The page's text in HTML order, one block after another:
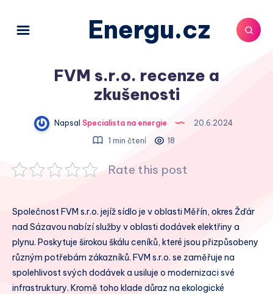
Energu.cz
FVM s.r.o. recenze a
zkušenosti
Napsal Specialista na energie
20.6.2024
1 min čtení
18
Rate this post
Společnost FVM s.r.o. jejíž sídlo je v oblasti Měřín, okres Žďár
nad Sázavou nabízí služby v oblasti dodávek elektřiny a
plynu. Poskytuje širokou škálu ceníků, které jsou přizpůsobeny
různým potřebám zákazníků. FVM s.r.o. se zaměřuje na
spolehlivost svých dodávek a usiluje o modernizaci své
infrastruktury. Kromě toho klade důraz na ekologické